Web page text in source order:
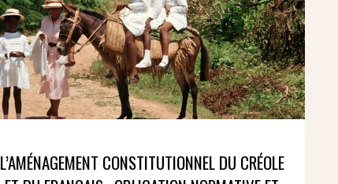
L’AMÉNAGEMENT CONSTITUTIONNEL DU CRÉOLE